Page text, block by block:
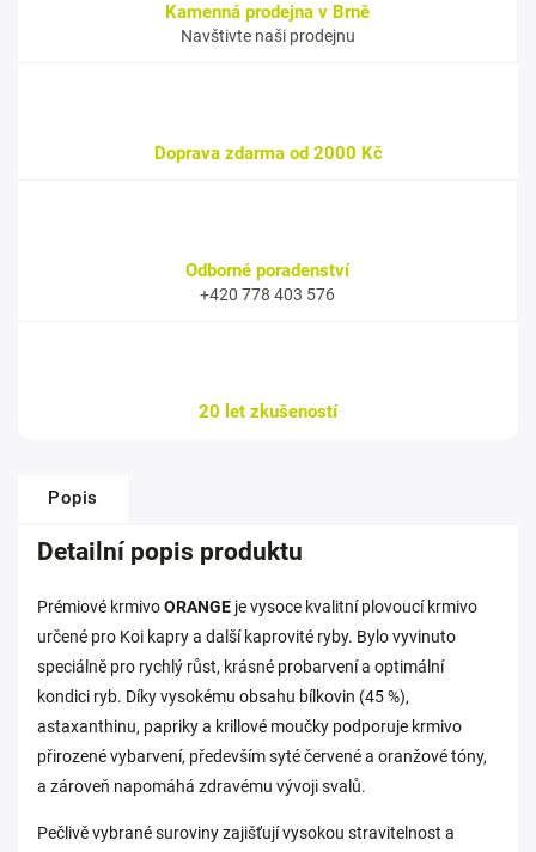
Kamenná prodejna v Brně
Navštivte naši prodejnu
Doprava zdarma od 2000 Kč
Odborné poradenství
+420 778 403 576
20 let zkušeností
Popis
Detailní popis produktu
Prémiové krmivoORANGE je vysoce kvalitní plovoucí krmivo
určené pro Koi kapry a další kaprovité ryby. Bylo vyvinuto
speciálně pro rychlý růst, krásné probarvení a optimální
kondici ryb. Díky vysokému obsahu bílkovin (45 %),
astaxanthinu, papriky a krillové moučky podporuje krmivo
přirozené vybarvení, především syté červené a oranžové tóny,
a zároveň napomáhá zdravému vývoji svalů.
Pečlivě vybrané suroviny zajišťují vysokou stravitelnost a